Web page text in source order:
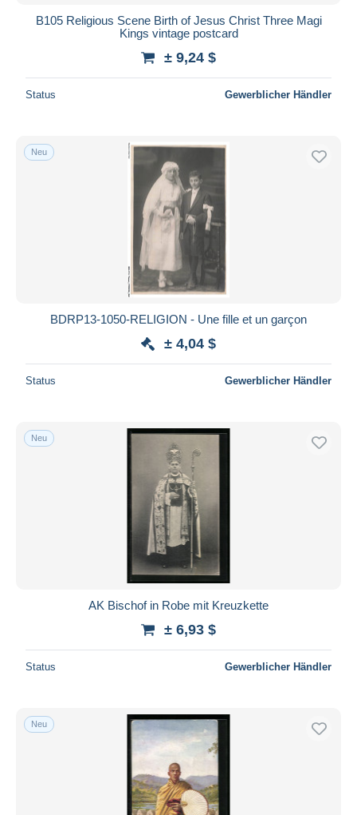
B105 Religious Scene Birth of Jesus Christ Three Magi
Kings vintage postcard
± 9,24 $
Status Gewerblicher Händler
Neu
BDRP13-1050-RELIGION - Une fille et un garçon
± 4,04 $
Status Gewerblicher Händler
Neu
AK Bischof in Robe mit Kreuzkette
± 6,93 $
Status Gewerblicher Händler
Neu